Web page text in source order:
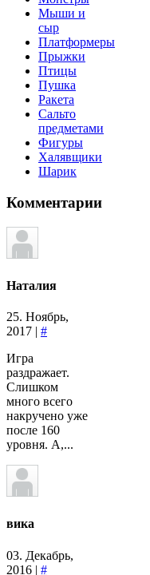
Мыши и
сыр
Платформеры
Прыжки
Птицы
Пушка
Ракета
Сальто
предметами
Фигуры
Халявщики
Шарик
Комментарии
Наталия
25. Ноябрь,
2017 | #
Игра
раздражает.
Слишком
много всего
накручено уже
после 160
уровня. А,...
вика
03. Декабрь,
2016 | #